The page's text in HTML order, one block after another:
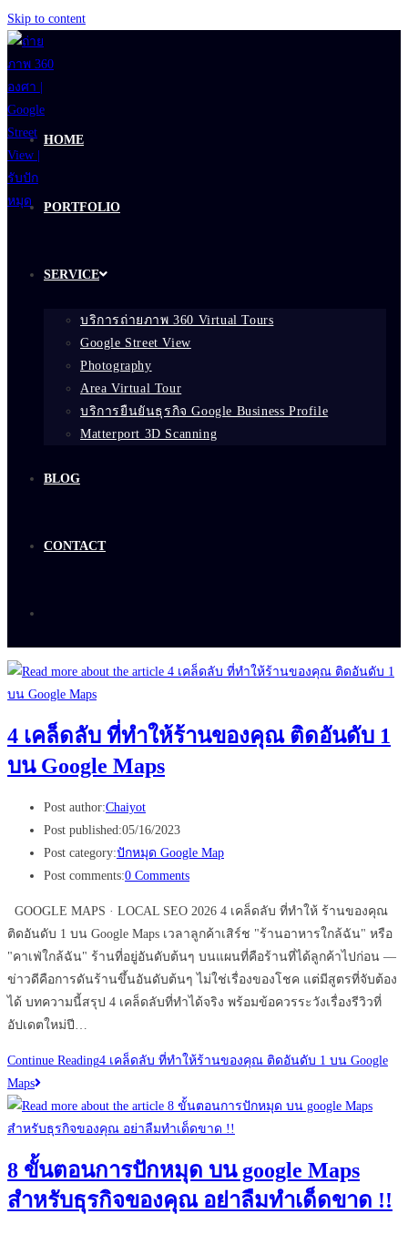
Skip to content
HOME
PORTFOLIO
SERVICE
บริการถ่ายภาพ 360 Virtual Tours
Google Street View
Photography
Area Virtual Tour
บริการยืนยันธุรกิจ Google Business Profile
Matterport 3D Scanning
BLOG
CONTACT
4 เคล็ดลับ ที่ทำให้ร้านของคุณ ติดอันดับ 1
บน Google Maps
Post author:Chaiyot
Post published:05/16/2023
Post category:ปักหมุด Google Map
Post comments:0 Comments
GOOGLE MAPS · LOCAL SEO 2026 4 เคล็ดลับ ที่ทำให้ ร้านของคุณ
ติดอันดับ 1 บน Google Maps เวลาลูกค้าเสิร์ช "ร้านอาหารใกล้ฉัน" หรือ
"คาเฟ่ใกล้ฉัน" ร้านที่อยู่อันดับต้นๆ บนแผนที่คือร้านที่ได้ลูกค้าไปก่อน —
ข่าวดีคือการดันร้านขึ้นอันดับต้นๆ ไม่ใช่เรื่องของโชค แต่มีสูตรที่จับต้อง
ได้ บทความนี้สรุป 4 เคล็ดลับที่ทำได้จริง พร้อมข้อควรระวังเรื่องรีวิวที่
อัปเดตใหม่ปี…
Continue Reading4 เคล็ดลับ ที่ทำให้ร้านของคุณ ติดอันดับ 1 บน Google
Maps
8 ขั้นตอนการปักหมุด บน google Maps
สำหรับธุรกิจของคุณ อย่าลืมทำเด็ดขาด !!